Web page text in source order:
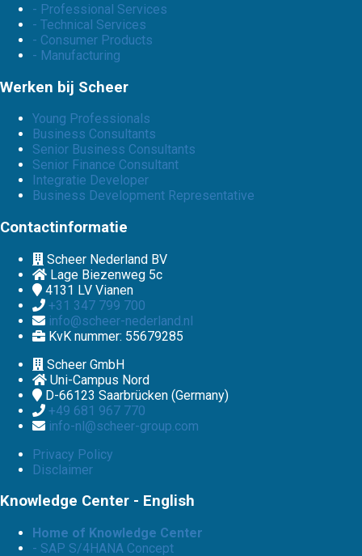
- Professional Services
- Technical Services
- Consumer Products
- Manufacturing
Werken bij Scheer
Young Professionals
Business Consultants
Senior Business Consultants
Senior Finance Consultant
Integratie Developer
Business Development Representative
Contactinformatie
Scheer Nederland BV
Lage Biezenweg 5c
4131 LV Vianen
+31 347 799 700
info@scheer-nederland.nl
KvK nummer: 55679285
Scheer GmbH
Uni-Campus Nord
D-66123 Saarbrücken (Germany)
+49 681 967 770
info-nl@scheer-group.com
Privacy Policy
Disclaimer
Knowledge Center - English
Home of Knowledge Center
- SAP S/4HANA Concept